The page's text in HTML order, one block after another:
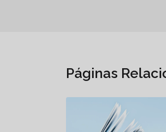
Páginas